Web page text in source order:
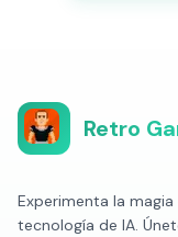
Retro
Experimenta la
tecnología de IA.